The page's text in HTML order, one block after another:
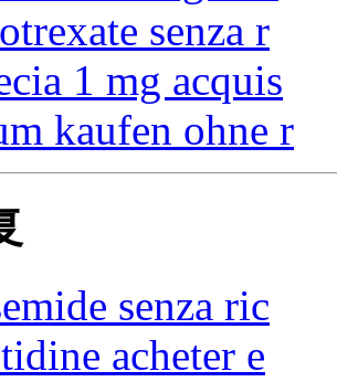
senza r
1 mg acquis
kaufen ohne r
senza ric
acheter e